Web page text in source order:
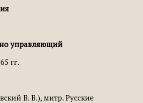
управляющий
гг.
В. В.), митр. Русские